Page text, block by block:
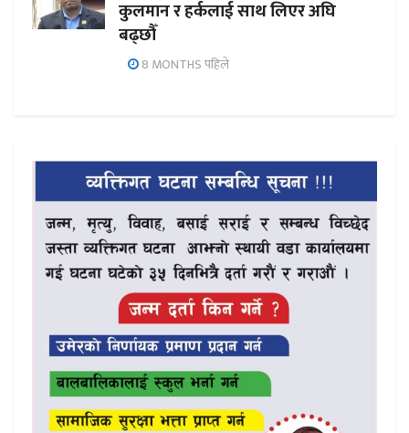
कुलमान र हर्कलाई साथ लिएर अघि
बढ्छौँ
8 MONTHS पहिले